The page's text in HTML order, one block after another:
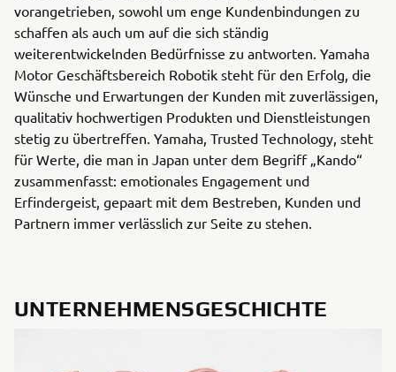
vorangetrieben, sowohl um enge Kundenbindungen zu
schaffen als auch um auf die sich ständig
weiterentwickelnden Bedürfnisse zu antworten. Yamaha
Motor Geschäftsbereich Robotik steht für den Erfolg, die
Wünsche und Erwartungen der Kunden mit zuverlässigen,
qualitativ hochwertigen Produkten und Dienstleistungen
stetig zu übertreffen. Yamaha, Trusted Technology, steht
für Werte, die man in Japan unter dem Begriff „Kando“
zusammenfasst: emotionales Engagement und
Erfindergeist, gepaart mit dem Bestreben, Kunden und
Partnern immer verlässlich zur Seite zu stehen.
UNTERNEHMENSGESCHICHTE